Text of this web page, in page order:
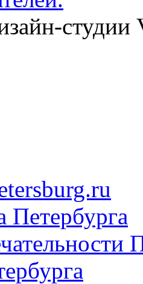
студии
Петербурга